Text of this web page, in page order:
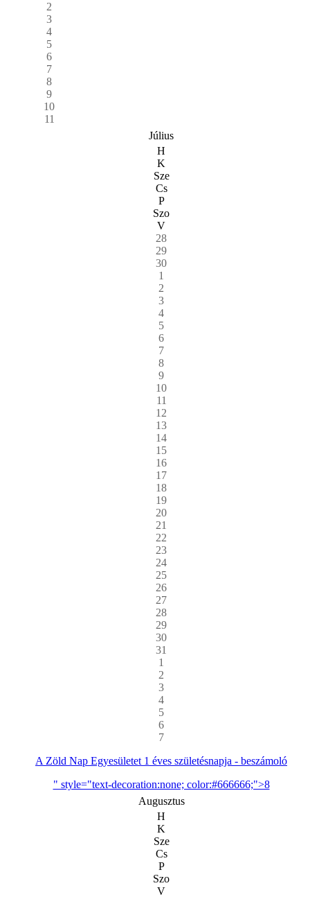
2
3
4
5
6
7
8
9
10
11
Július
H
K
Sze
Cs
P
Szo
V
28
29
30
1
2
3
4
5
6
7
8
9
10
11
12
13
14
15
16
17
18
19
20
21
22
23
24
25
26
27
28
29
30
31
1
2
3
4
5
6
7
A Zöld Nap Egyesületet 1 éves születésnapja - beszámoló
" style="text-decoration:none; color:#666666;">8
Augusztus
H
K
Sze
Cs
P
Szo
V